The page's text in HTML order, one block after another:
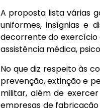
A proposta lista várias
uniformes, insígnias e
decorrente do exercício
assistência médica,
No que diz respeito às
prevenção, extinção e
militar, além de
empresas de